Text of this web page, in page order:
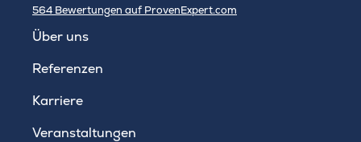
564 Bewertungen auf ProvenExpert.com
Über uns
Referenzen
Karriere
Veranstaltungen